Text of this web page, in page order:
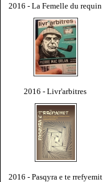
2016 - La Femelle du requin
2016 - Livr'arbitres
2016 - Pasqyra e te rrefyemit